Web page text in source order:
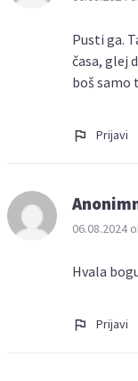
Pusti ga.
časa, glej
boš samo
Prijavi
06.08.2024
Hvala
Prijavi